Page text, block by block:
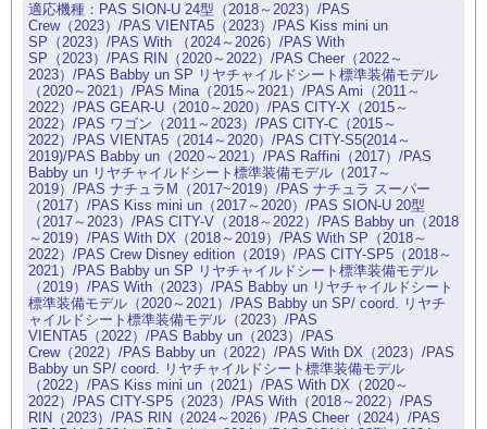
PAS SION-U 24型（2018～2023）/PAS
Crew（2023）/PAS VIENTA5（2023）/PAS Kiss mini un
SP（2023）/PAS With （2024～2026）/PAS With
SP（2023）/PAS RIN（2020～2022）/PAS Cheer（2022～
2023）/PAS Babby un SP リヤチャイルドシート標準装備モデル
（2020～2021）/PAS Mina（2015～2021）/PAS Ami（2011～
2022）/PAS GEAR-U（2010～2020）/PAS CITY-X（2015～
2022）/PAS ワゴン（2011～2023）/PAS CITY-C（2015～
2022）/PAS VIENTA5（2014～2020）/PAS CITY-S5(2014～
2019)/PAS Babby un（2020～2021）/PAS Raffini（2017）/PAS
Babby un リヤチャイルドシート標準装備モデル（2017～
2019）/PAS ナチュラM（2017~2019）/PAS ナチュラ スーパー
（2017）/PAS Kiss mini un（2017～2020）/PAS SION-U 20型
（2017～2023）/PAS CITY-V（2018～2022）/PAS Babby un（2018
～2019）/PAS With DX（2018～2019）/PAS With SP（2018～
2022）/PAS Crew Disney edition（2019）/PAS CITY-SP5（2018～
2021）/PAS Babby un SP リヤチャイルドシート標準装備モデル
（2019）/PAS With（2023）/PAS Babby un リヤチャイルドシート
標準装備モデル（2020～2021）/PAS Babby un SP/ coord. リヤチ
ャイルドシート標準装備モデル（2023）/PAS
VIENTA5（2022）/PAS Babby un（2023）/PAS
Crew（2022）/PAS Babby un（2022）/PAS With DX（2023）/PAS
Babby un SP/ coord. リヤチャイルドシート標準装備モデル
（2022）/PAS Kiss mini un（2021）/PAS With DX（2020～
2022）/PAS CITY-SP5（2023）/PAS With（2018～2022）/PAS
RIN（2023）/PAS RIN（2024～2026）/PAS Cheer（2024）/PAS